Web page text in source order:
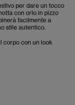
per dare un tocco
con orlo in pizzo
facilmente a
stile autentico.
corpo con un look